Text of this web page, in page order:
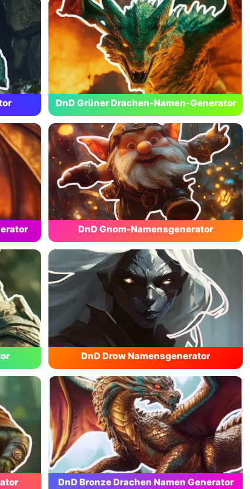
DnD Grüner Drachen-Namen-Generator
DnD Gnom-Namensgenerator
DnD Drow Namensgenerator
DnD Bronze Drachen Namen Generator